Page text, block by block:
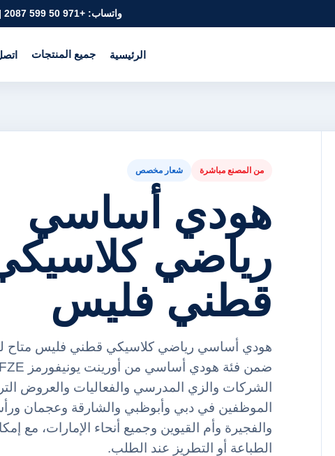
واتساب: +971 50 599 2087
|
الرئيسية جميع المنتجات
من المصنع مباشرة شعار مخصص
هودي أساسي
رياضي
قطني فليس
هودي أساسي رياضي كلاسيكي قطني فليس متاح
الشركات والزي المدرسي والفعاليات والعروض
الموظفين في دبي وأبوظبي والشارقة وعجمان
والفجيرة وأم القيوين وجميع أنحاء الإمارات، مع
الطباعة أو التطريز عند الطلب.